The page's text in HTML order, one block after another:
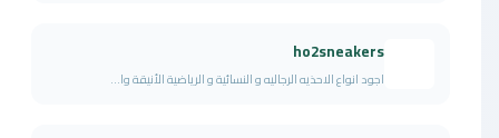
ho2sneakers
اجود انواع الاحذيه الرجاليه و النسائية و الرياضية الأنيقة وا...